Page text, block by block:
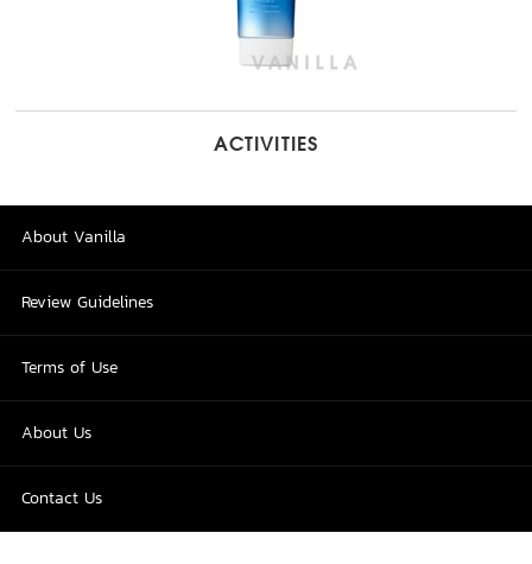
ACTIVITIES
About Vanilla
Review Guidelines
Terms of Use
About Us
Contact Us